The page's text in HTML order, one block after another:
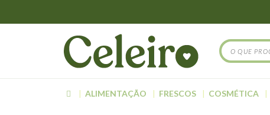
ALIMENTAÇÃO FRESCOS COSMÉTICA